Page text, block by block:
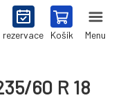
rezervace Košík Menu
60 R 18